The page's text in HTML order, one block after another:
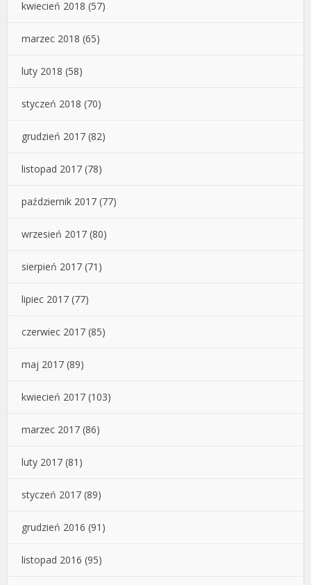
kwiecień 2018 (57)
marzec 2018 (65)
luty 2018 (58)
styczeń 2018 (70)
grudzień 2017 (82)
listopad 2017 (78)
październik 2017 (77)
wrzesień 2017 (80)
sierpień 2017 (71)
lipiec 2017 (77)
czerwiec 2017 (85)
maj 2017 (89)
kwiecień 2017 (103)
marzec 2017 (86)
luty 2017 (81)
styczeń 2017 (89)
grudzień 2016 (91)
listopad 2016 (95)